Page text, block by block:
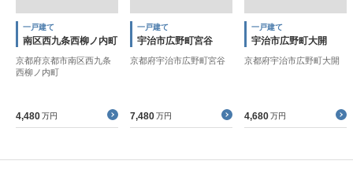
一戸建て
南区西九条西柳ノ内町
京都府京都市南区西九条
西柳ノ内町
4,480 万円
一戸建て
宇治市広野町宮谷
京都府宇治市広野町宮谷
7,480 万円
一戸建て
宇治市広野町大開
京都府宇治市広野町大開
4,680 万円